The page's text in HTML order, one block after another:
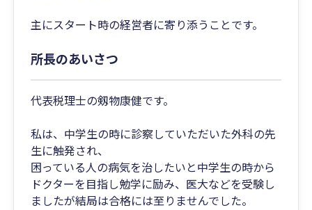
主にスタート時の経営者に寄り添うことです。
所長のあいさつ
代表税理士の剱物康健です。
私は、中学生の時に診察していただいた外科の先
生に触発され、
困っている人の病気を治したいと中学生の時から
ドクターを目指し勉学に励み、医大などを受験し
ましたが結局は合格には至りませんでした。